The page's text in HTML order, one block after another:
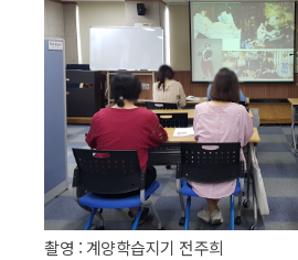
촬영 : 계양학습지기 전주희